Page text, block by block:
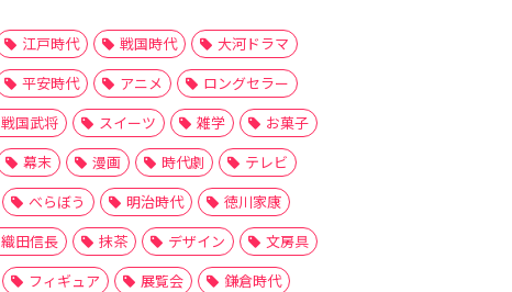
江戸時代 戦国時代
大河ドラマ
平安時代
アニメ
ロングセラー
戦国武将
スイーツ 雑学
お菓子
幕末
漫画 時代劇
テレビ
べらぼう
明治時代
徳川家康
織田信長
抹茶 デザイン
文房具
フィギュア
展覧会
鎌倉時代